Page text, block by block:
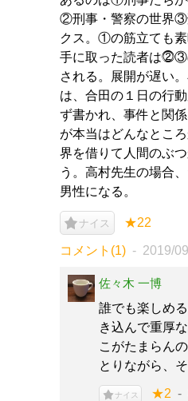
②刑事・警察の世界
クス。①の筋立ても
手に取った読者は⓶③
される。展開が遅い
は、合田の１日の行
ず書かれ、事件と関
が本当はどんなとこ
界を借りて人間のぶ
う。高村先生の場合
男性になる。
ナイス ★22
コメント(1) 2019/
佐々木 一博
誰でも楽しめ
き込んで重厚
こがたまらん
とりながら、
ナイス ★2